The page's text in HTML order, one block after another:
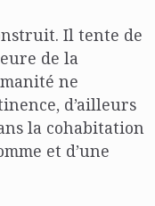
Il tente de
de la
ne
d’ailleurs
la cohabitation
et d’une